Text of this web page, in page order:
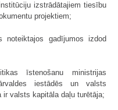
izstrādātajiem tiesību
projektiem;
noteiktajos gadījumos izdod
īstenošanu ministrijas
iestādēs un valsts
ir valsts kapitāla daļu turētāja;